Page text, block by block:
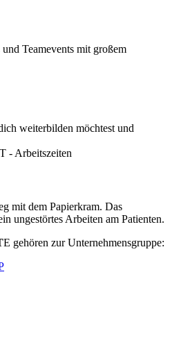
Teamevents mit großem
weiterbilden möchtest und
mit dem Papierkram. Das
ungestörtes Arbeiten am Patienten.
E gehören zur Unternehmensgruppe: